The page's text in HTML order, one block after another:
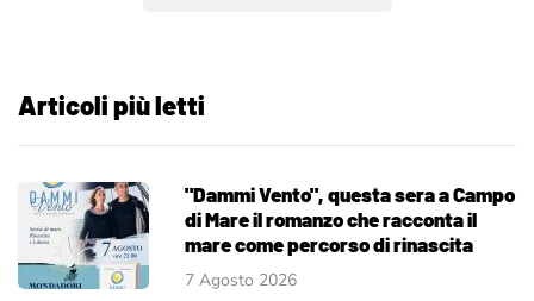
Articoli più letti
"Dammi Vento", questa sera a Campo
di Mare il romanzo che racconta il
mare come percorso di rinascita
7 Agosto 2026